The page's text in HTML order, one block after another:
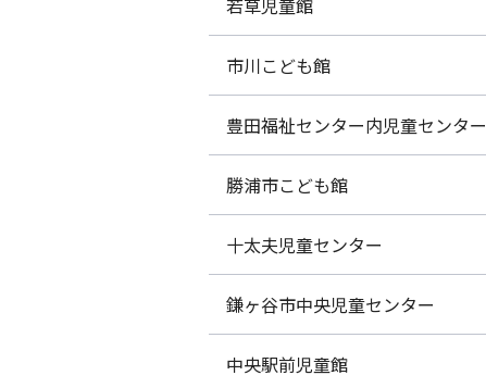
若草児童館
市川こども館
豊田福祉センター内児童センター
勝浦市こども館
十太夫児童センター
鎌ヶ谷市中央児童センター
中央駅前児童館